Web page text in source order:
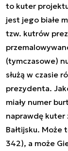
to kuter
jest jego białe
tzw. kutrów
(tymczasowe)
służą w czasie
prezydenta.
miały numer
naprawdę kuter
Bałtijsku. Może
342), a może